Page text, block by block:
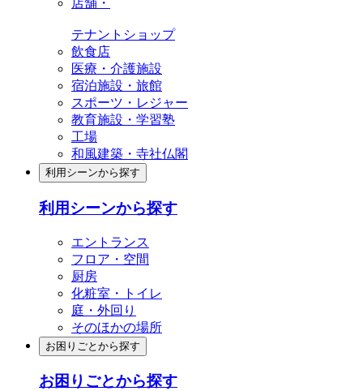
店舗・
テナントショップ
飲食店
医療・介護施設
宿泊施設・旅館
スポーツ・レジャー
教育施設・学習塾
工場
和風建築・寺社仏閣
利用シーンから探す
利用シーンから探す
エントランス
フロア・空間
厨房
化粧室・トイレ
庭・外回り
そのほかの場所
お困りごとから探す
お困りごとから探す